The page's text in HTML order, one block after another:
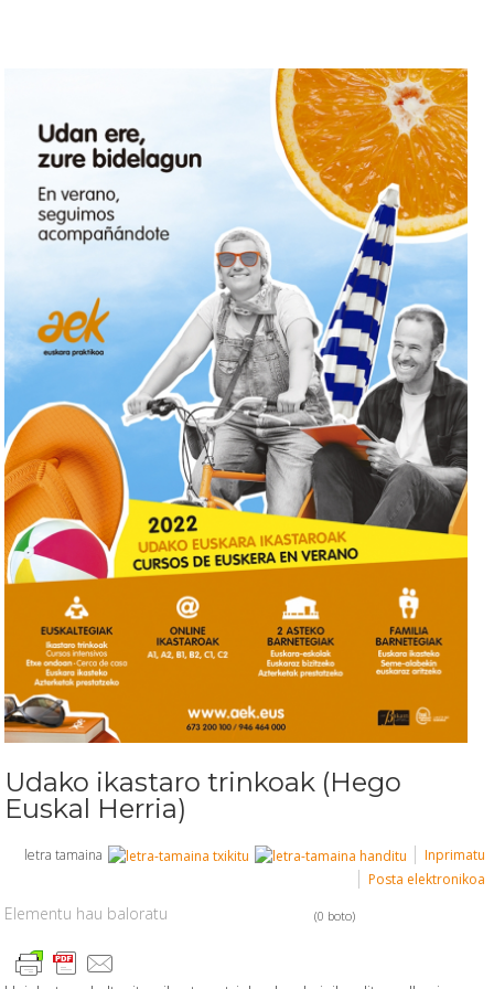
Udako ikastaro trinkoak (Hego
Euskal Herria)
letra tamaina
Inprimatu
Posta elektronikoa
Elementu hau baloratu (0 boto)